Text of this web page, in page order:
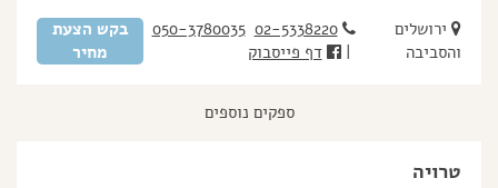
ירושלים
והסביבה
02-5338220
050-3780035
|
דף פייסבוק
בקש הצעת
מחיר
ספקים נוספים
טרויה